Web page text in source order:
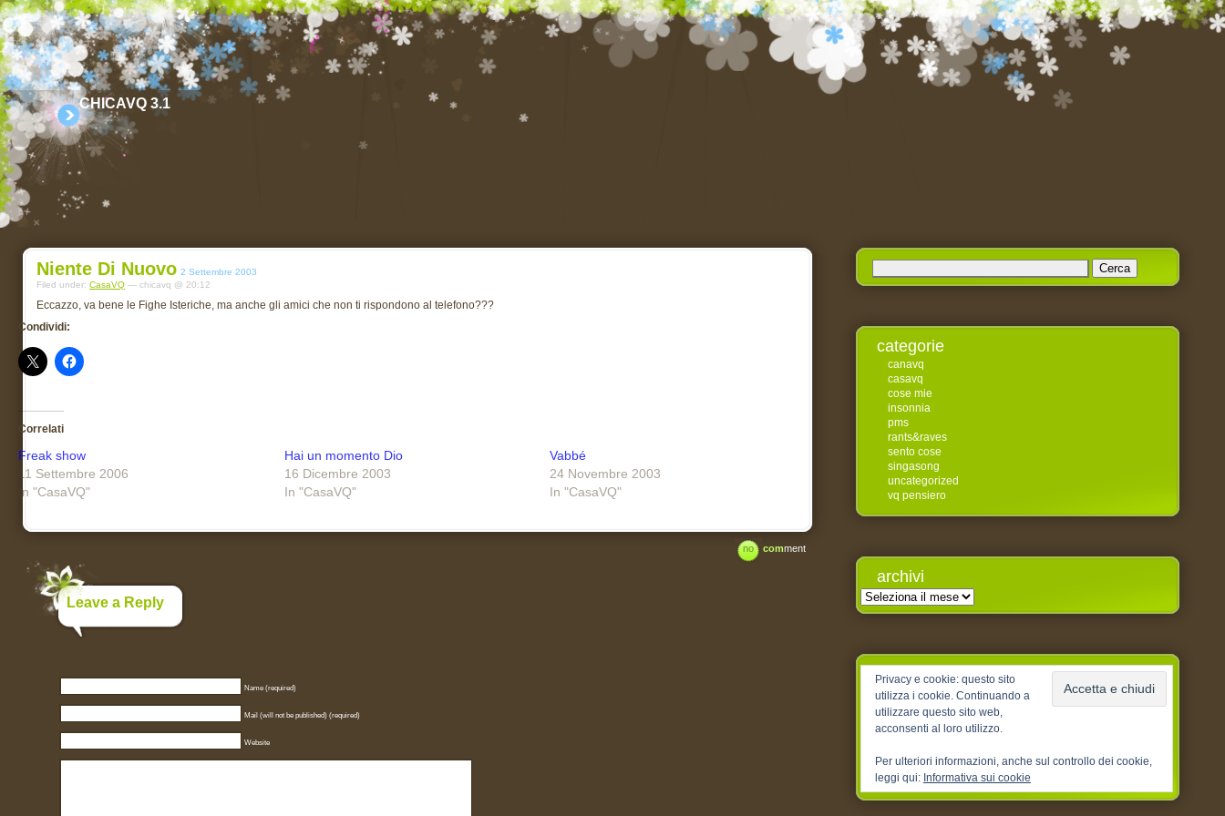
CHICAVQ 3.1
Niente Di Nuovo 2 Settembre 2003
Filed under: CasaVQ — chicavq @ 20:12
Eccazzo, va bene le Fighe Isteriche, ma anche gli amici che non ti rispondono al telefono???
Condividi:
Correlati
Freak show
11 Settembre 2006
In "CasaVQ"
Hai un momento Dio
16 Dicembre 2003
In "CasaVQ"
Vabbé
24 Novembre 2003
In "CasaVQ"
no comment
Leave a Reply
Name (required)
Mail (will not be published) (required)
Website
Ricerca
per:
categorie
canavq
casavq
cose mie
insonnia
pms
rants&raves
sento cose
singasong
uncategorized
vq pensiero
archivi
Archivi
Privacy e cookie: questo sito
utilizza i cookie. Continuando a
utilizzare questo sito web,
acconsenti al loro utilizzo.
Per ulteriori informazioni, anche sul controllo dei cookie,
leggi qui: Informativa sui cookie